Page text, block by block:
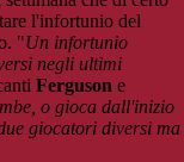
l'infortunio del
"Un infortunio
negli ultimi
Ferguson e
o gioca dall'inizio
giocatori diversi ma